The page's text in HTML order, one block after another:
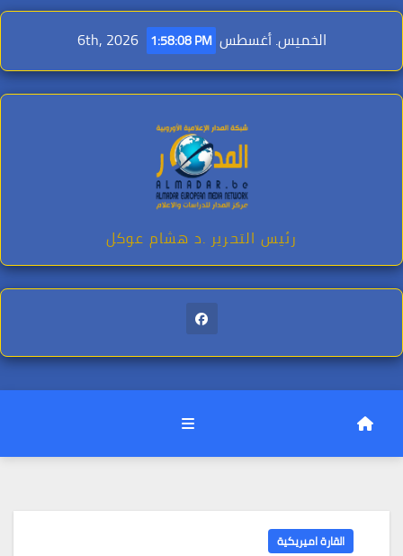
Skip
content
الخميس. أغسطس 6th, 2026 1:58:10 PM
رئيس التحرير .د هشام عوكل
القارة اميريكية